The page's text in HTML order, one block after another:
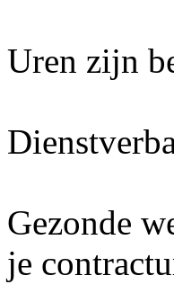
Uren zijn
Gezonde
je